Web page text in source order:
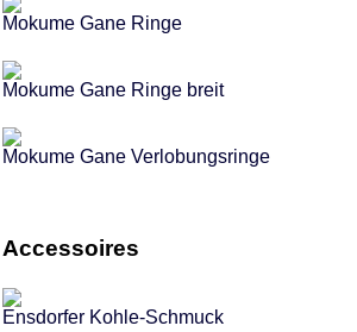
Mokume Gane Ringe
Mokume Gane Ringe breit
Mokume Gane Verlobungsringe
Accessoires
Ensdorfer Kohle-Schmuck